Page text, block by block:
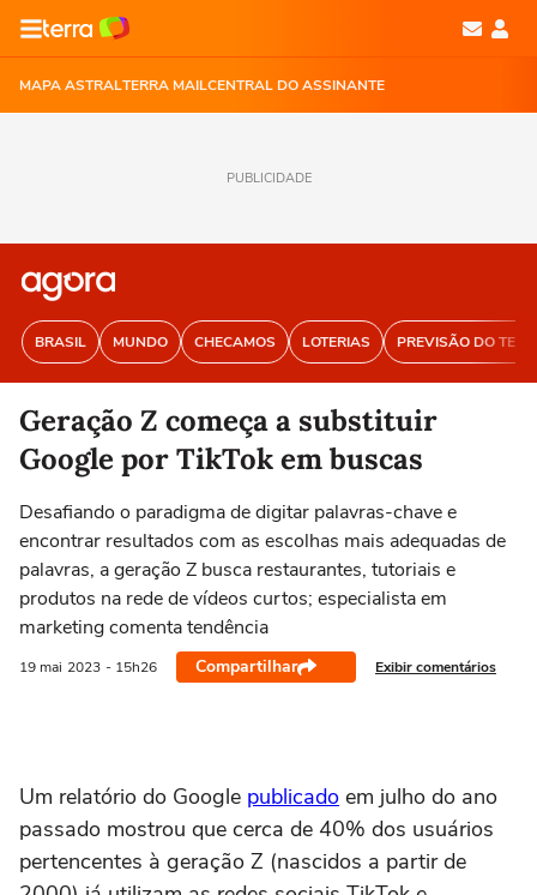
MAPA ASTRALTERRA MAILCENTRAL DO ASSINANTE
PUBLICIDADE
BRASIL MUNDO CHECAMOS LOTERIAS PREVISÃO DO
Geração Z começa a substituir
Google por TikTok em buscas
Desafiando o paradigma de digitar palavras-chave e
encontrar resultados com as escolhas mais adequadas de
palavras, a geração Z busca restaurantes, tutoriais e
produtos na rede de vídeos curtos; especialista em
marketing comenta tendência
19 mai 2023 - 15h26 Compartilhar Exibir comentários
Um relatório do Google publicado em julho do ano
passado mostrou que cerca de 40% dos usuários
pertencentes à geração Z (nascidos a partir de